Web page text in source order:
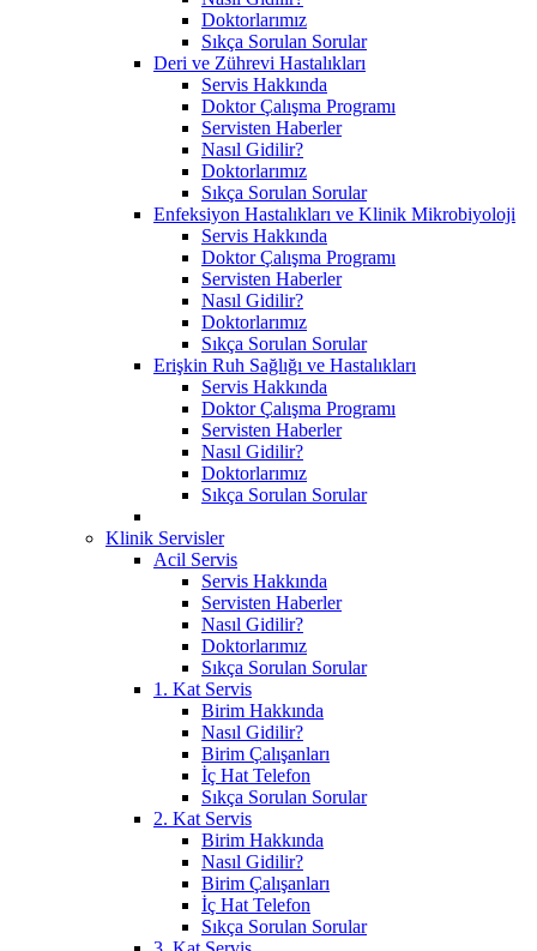
Doktorlarımız
Sıkça Sorulan Sorular
Deri ve Zührevi Hastalıkları
Servis Hakkında
Doktor Çalışma Programı
Servisten Haberler
Nasıl Gidilir?
Doktorlarımız
Sıkça Sorulan Sorular
Enfeksiyon Hastalıkları ve Klinik Mikrobiyoloji
Servis Hakkında
Doktor Çalışma Programı
Servisten Haberler
Nasıl Gidilir?
Doktorlarımız
Sıkça Sorulan Sorular
Erişkin Ruh Sağlığı ve Hastalıkları
Servis Hakkında
Doktor Çalışma Programı
Servisten Haberler
Nasıl Gidilir?
Doktorlarımız
Sıkça Sorulan Sorular
Klinik Servisler
Acil Servis
Servis Hakkında
Servisten Haberler
Nasıl Gidilir?
Doktorlarımız
Sıkça Sorulan Sorular
1. Kat Servis
Birim Hakkında
Nasıl Gidilir?
Birim Çalışanları
İç Hat Telefon
Sıkça Sorulan Sorular
2. Kat Servis
Birim Hakkında
Nasıl Gidilir?
Birim Çalışanları
İç Hat Telefon
Sıkça Sorulan Sorular